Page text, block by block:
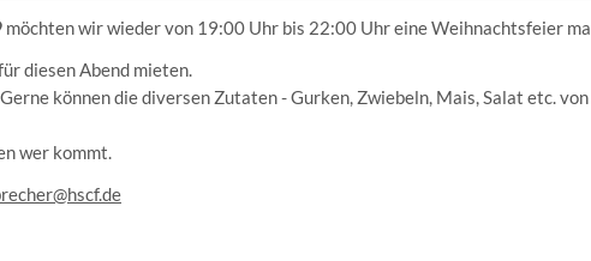
möchten wir wieder von 19:00 Uhr bis 22:00 Uhr eine Weihnachtsfeier
diesen Abend mieten.
können die diversen Zutaten - Gurken, Zwiebeln, Mais, Salat etc.
wer kommt.